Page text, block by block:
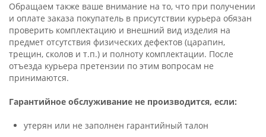
Обращаем также ваше внимание на то, что при получении
и оплате заказа покупатель в присутствии курьера обязан
проверить комплектацию и внешний вид изделия на
предмет отсутствия физических дефектов (царапин,
трещин, сколов и т.п.) и полноту комплектации. После
отъезда курьера претензии по этим вопросам не
принимаются.
Гарантийное обслуживание не производится, если:
утерян или не заполнен гарантийный талон